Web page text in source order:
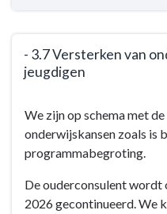
sport
en
- 3.7 Versterken van
jeugdigen
naar
navigatie
Programma
We zijn op schema met
onderwijskansen zoals is
programmabegroting.
De ouderconsulent wordt
2026 gecontinueerd. We